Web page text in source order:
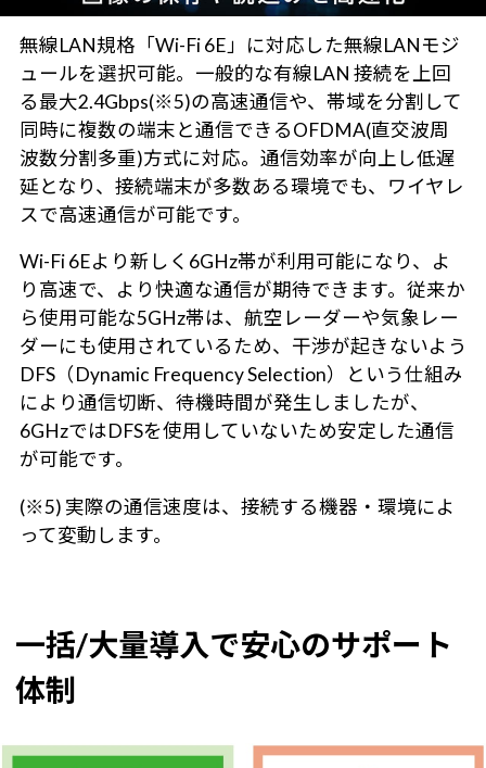
無線LAN規格「Wi-Fi 6E」に対応した無線LANモジ
ュールを選択可能。一般的な有線LAN 接続を上回
る最大2.4Gbps(※5)の高速通信や、帯域を分割して
同時に複数の端末と通信できるOFDMA(直交波周
波数分割多重)方式に対応。通信効率が向上し低遅
延となり、接続端末が多数ある環境でも、ワイヤレ
スで高速通信が可能です。
Wi-Fi 6Eより新しく6GHz帯が利用可能になり、よ
り高速で、より快適な通信が期待できます。従来か
ら使用可能な5GHz帯は、航空レーダーや気象レー
ダーにも使用されているため、干渉が起きないよう
DFS（Dynamic Frequency Selection）という仕組み
により通信切断、待機時間が発生しましたが、
6GHzではDFSを使用していないため安定した通信
が可能です。
(※5) 実際の通信速度は、接続する機器・環境によ
って変動します。
一括/大量導入で安心のサポート
体制